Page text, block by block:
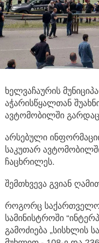
ხელვაჩაურის
აჭარისწყალთან
ავტომობილში
არსებული
საკუთარ
ჩაცხრილეს.
შემთხვევა გვიან
როგორც
სამინისტროში
გამოძიება „სისხლის